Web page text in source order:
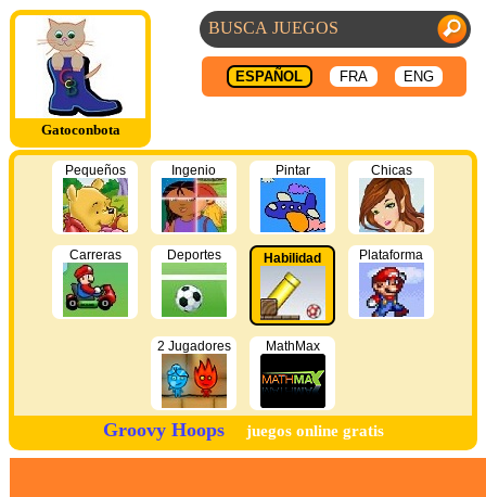
Gatoconbota
ESPAÑOL FRA ENG
Pequeños Ingenio Pintar Chicas
Carreras Deportes Habilidad Plataforma
2 Jugadores MathMax
Groovy Hoops juegos online gratis